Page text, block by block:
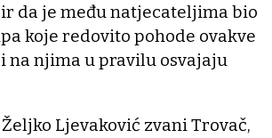
da je među natjecateljima bio
koje redovito pohode ovakve
na njima u pravilu osvajaju
Ljevaković zvani Trovač,